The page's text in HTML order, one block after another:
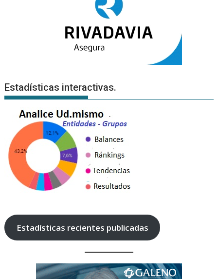
Estadísticas interactivas.
Estadísticas recientes publicadas